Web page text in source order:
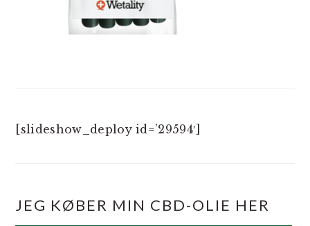
[slideshow_deploy id=’29594′]
JEG KØBER MIN CBD-OLIE HER